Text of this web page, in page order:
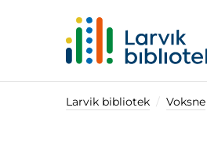
Larvik bibliotek Voksne